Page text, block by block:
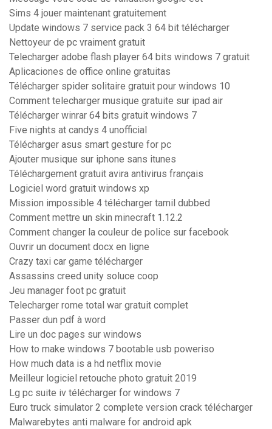
Sims 4 jouer maintenant gratuitement
Update windows 7 service pack 3 64 bit télécharger
Nettoyeur de pc vraiment gratuit
Telecharger adobe flash player 64 bits windows 7 gratuit
Aplicaciones de office online gratuitas
Télécharger spider solitaire gratuit pour windows 10
Comment telecharger musique gratuite sur ipad air
Télécharger winrar 64 bits gratuit windows 7
Five nights at candys 4 unofficial
Télécharger asus smart gesture for pc
Ajouter musique sur iphone sans itunes
Téléchargement gratuit avira antivirus français
Logiciel word gratuit windows xp
Mission impossible 4 télécharger tamil dubbed
Comment mettre un skin minecraft 1.12.2
Comment changer la couleur de police sur facebook
Ouvrir un document docx en ligne
Crazy taxi car game télécharger
Assassins creed unity soluce coop
Jeu manager foot pc gratuit
Telecharger rome total war gratuit complet
Passer dun pdf à word
Lire un doc pages sur windows
How to make windows 7 bootable usb poweriso
How much data is a hd netflix movie
Meilleur logiciel retouche photo gratuit 2019
Lg pc suite iv télécharger for windows 7
Euro truck simulator 2 complete version crack télécharger
Malwarebytes anti malware for android apk